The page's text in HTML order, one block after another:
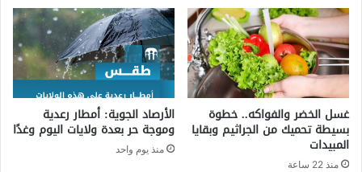
غسل الخضر والفواكه.. خطوة
بسيطة تحميك من الجراثيم وبقايا
المبيدات
منذ 22 ساعة
الأرصاد الجوية: أمطار رعدية
وموجة حر بعدة ولايات اليوم وغدًا
منذ يوم واحد